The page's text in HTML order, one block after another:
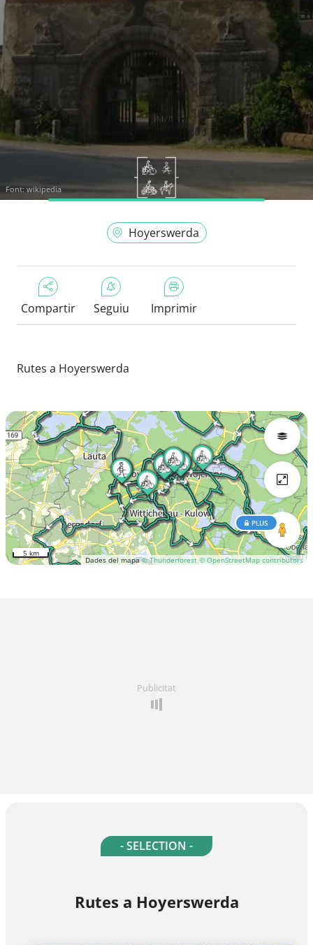
Font: wikipedia
Hoyerswerda
Compartir Seguiu Imprimir
Rutes a Hoyerswerda
Dades del mapa© Thunderforest © OpenStreetMap contributors
PLUS
5 km
Publicitat
- SELECTION -
Rutes a Hoyerswerda